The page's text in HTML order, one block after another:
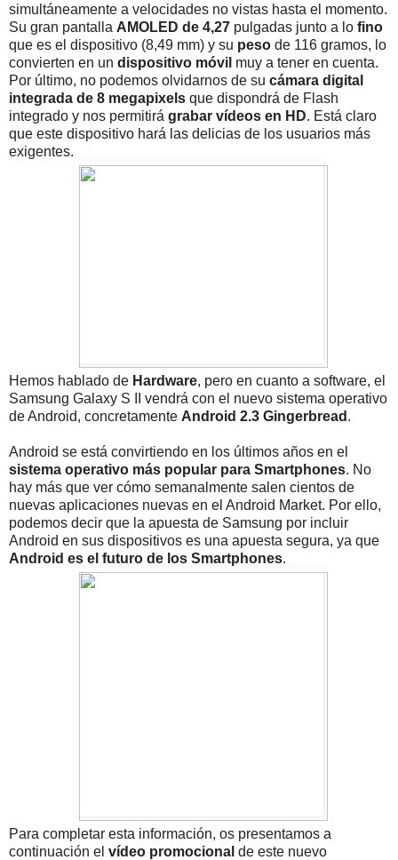
simultáneamente a velocidades no vistas hasta el momento.
Su gran pantalla AMOLED de 4,27 pulgadas junto a lo fino
que es el dispositivo (8,49 mm) y su peso de 116 gramos, lo
convierten en un dispositivo móvil muy a tener en cuenta.
Por último, no podemos olvidarnos de su cámara digital
integrada de 8 megapixels que dispondrá de Flash
integrado y nos permitirá grabar vídeos en HD. Está claro
que este dispositivo hará las delicias de los usuarios más
exigentes.
Hemos hablado de Hardware, pero en cuanto a software, el
Samsung Galaxy S II vendrá con el nuevo sistema operativo
de Android, concretamente Android 2.3 Gingerbread .
Android se está convirtiendo en los últimos años en el
sistema operativo más popular para Smartphones. No
hay más que ver cómo semanalmente salen cientos de
nuevas aplicaciones nuevas en el Android Market. Por ello,
podemos decir que la apuesta de Samsung por incluir
Android en sus dispositivos es una apuesta segura, ya que
Android es el futuro de los Smartphones.
Para completar esta información, os presentamos a
continuación el vídeo promocional de este nuevo